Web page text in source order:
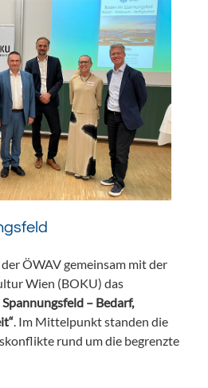
ÖWAV gemeinsam mit der
Wien (BOKU) das
Spannungsfeld – Bedarf,
. Im Mittelpunkt standen die
rund um die begrenzte